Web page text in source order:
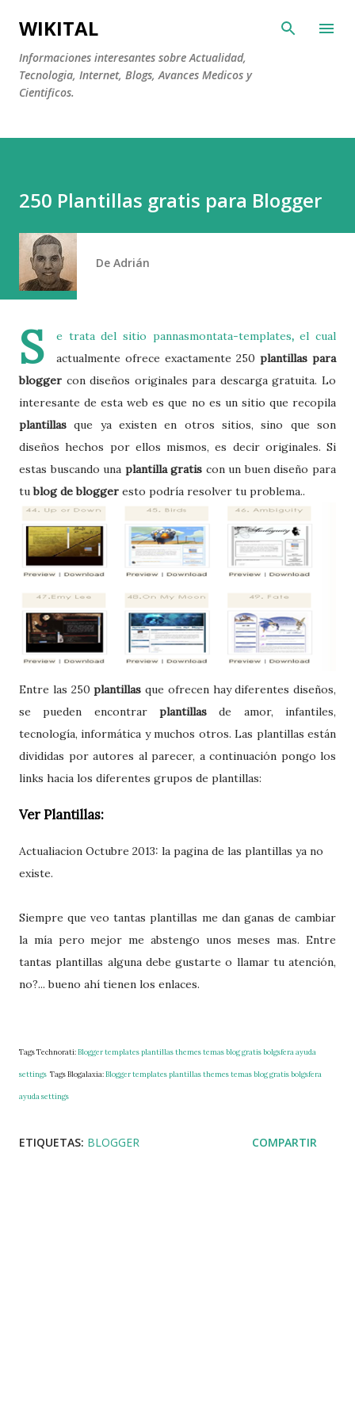
WIKITAL
Informaciones interesantes sobre Actualidad,
Tecnologia, Internet, Blogs, Avances Medicos y
Cientificos.
250 Plantillas gratis para Blogger
De Adrián
S e trata del sitio pannasmontata-templates,el cual
actualmente ofrece exactamente 250 plantillas para
blogger con diseños originales para descarga gratuita. Lo
interesante de esta web es que no es un sitio que recopila
plantillasque ya existen en otros sitios, sino que son
diseños hechos por ellos mismos, es decir originales. Si
estas buscando una plantilla gratis con un buen diseño para
tublog de blogger esto podría resolver tu problema..
Entre las 250plantillas que ofrecen hay diferentes diseños,
se pueden encontrar plantillas de amor, infantiles,
tecnología, informática y muchos otros. Las plantillas están
divididas por autores al parecer, a continuación pongo los
links hacia los diferentes grupos de plantillas:
Ver Plantillas:
Actualiacion Octubre 2013: la pagina de las plantillas ya no
existe.
Siempre que veo tantas plantillas me dan ganas de cambiar
la mía pero mejor me abstengo unos meses mas. Entre
tantas plantillas alguna debe gustarte o llamar tu atención,
no?... bueno ahí tienen los enlaces.
Tags Technorati:Bloggertemplatesplantillasthemestemasbloggratisbolgsferaayuda
settings Tags Blogalaxia:Bloggertemplatesplantillasthemestemasbloggratisbolgsfera
ayudasettings
ETIQUETAS: BLOGGER COMPARTIR